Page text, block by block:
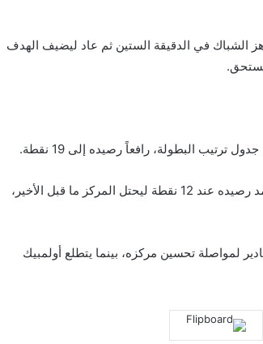
الشباك في الدقيقة الستين ثم عاد ليضيف الهدف
مستحق.
البطولة، رافعاً رصيده إلى 19 نقطة.
على الجانب الآخر، ازدادت وضعية أولمبيك آسفي سوءًا، حيث تجمد رصيده عند 12 نقطة ليحتل المركز ما قبل الأخير،
لمواصلة تحسين مركزه، بينما يتطلع أولمبيك